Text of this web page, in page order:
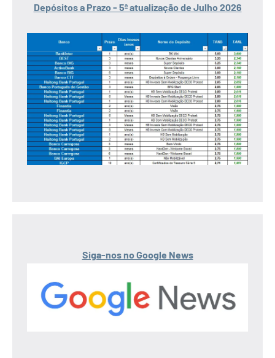
Depósitos a Prazo - 5ª atualização de Julho 2026
Siga-nos no Google News